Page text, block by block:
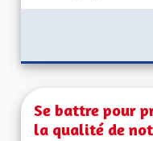
Se battre pour
la qualité de